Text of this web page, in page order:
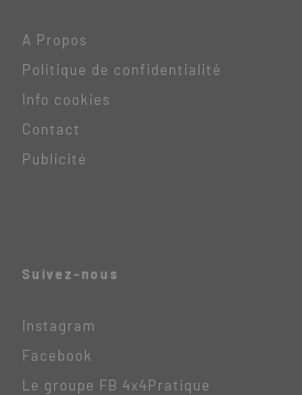
A Propos
Politique de confidentialité
Info cookies
Contact
Publicité
Suivez-nous
Instagram
Facebook
Le groupe FB 4x4Pratique